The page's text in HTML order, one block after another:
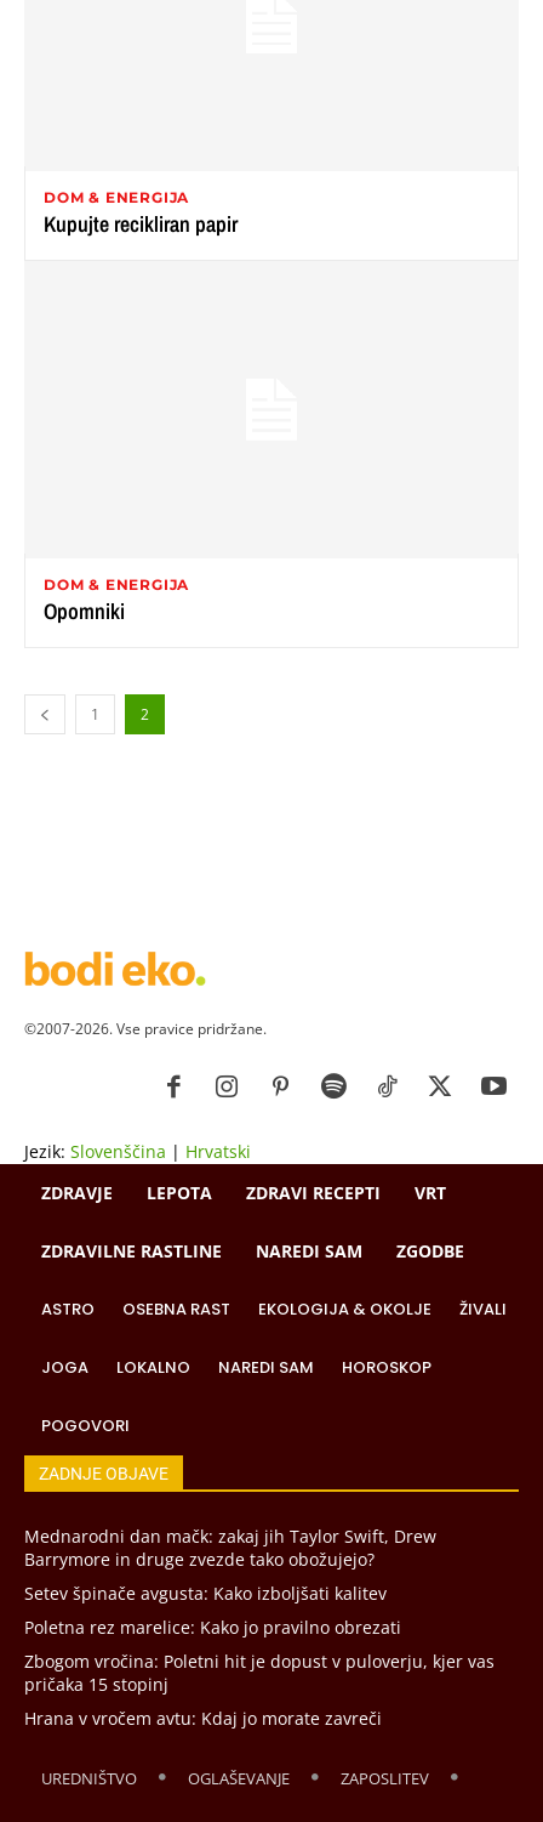
DOM & ENERGIJA
Kupujte recikliran papir
DOM & ENERGIJA
Opomniki
1 2
©2007-2026. Vse pravice pridržane.
Jezik: Slovenščina | Hrvatski
ZDRAVJE
LEPOTA ZDRAVI RECEPTI VRT
ZDRAVILNE RASTLINE NAREDI SAM ZGODBE
ASTRO OSEBNA RAST EKOLOGIJA & OKOLJE ŽIVALI
JOGA LOKALNO NAREDI SAM HOROSKOP
POGOVORI
ZADNJE OBJAVE
Mednarodni dan mačk: zakaj jih Taylor Swift, Drew
Barrymore in druge zvezde tako obožujejo?
Setev špinače avgusta: Kako izboljšati kalitev
Poletna rez marelice: Kako jo pravilno obrezati
Zbogom vročina: Poletni hit je dopust v puloverju, kjer vas
pričaka 15 stopinj
Hrana v vročem avtu: Kdaj jo morate zavreči
UREDNIŠTVO OGLAŠEVANJE ZAPOSLITEV